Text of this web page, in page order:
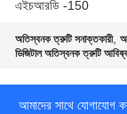
এইচআরডি -150
অতিস্বনক ত্রুটি সনাক্তকারী,
ডিজিটাল অতিস্বনক ত্রুটি
আমাদের সাথে যোগাযোগ